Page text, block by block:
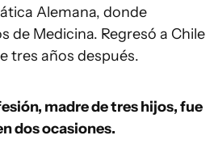
Alemana, donde
de Medicina. Regresó a Chile
tres años después.
madre de tres hijos, fue
dos ocasiones.